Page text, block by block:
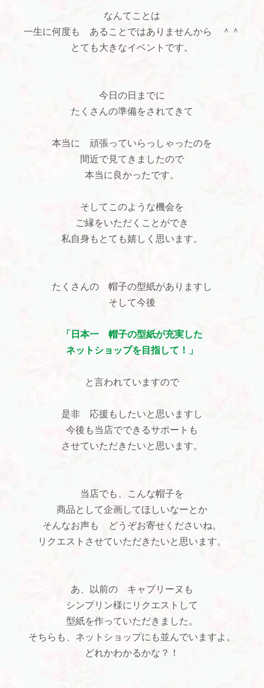
なんてことは
一生に何度も あることではありませんから ＾＾
とても大きなイベントです。
今日の日までに
たくさんの準備をされてきて
本当に 頑張っていらっしゃったのを
間近で見てきましたので
本当に良かったです。
そしてこのような機会を
ご縁をいただくことができ
私自身もとても嬉しく思います。
たくさんの 帽子の型紙がありますし
そして今後
「日本一 帽子の型紙が充実した
ネットショップを目指して！」
と言われていますので
是非 応援もしたいと思いますし
今後も当店でできるサポートも
させていただきたいと思います。
当店でも、こんな帽子を
商品として企画してほしいなーとか
そんなお声も どうぞお寄せくださいね。
リクエストさせていただきたいと思います。
あ、以前の キャプリーヌも
シンプリン様にリクエストして
型紙を作っていただきました。
そちらも、ネットショップにも並んでいますよ。
どれかわかるかな？！